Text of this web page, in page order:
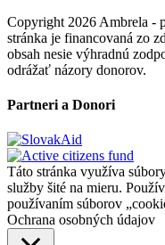
Copyright 2026 Ambrela -
stránka je financovaná zo
obsah nesie výhradnú
odrážať názory donorov.
Partneri a Donori
Táto stránka využíva
služby šité na mieru.
používaním súborov
Ochrana osobných údajov